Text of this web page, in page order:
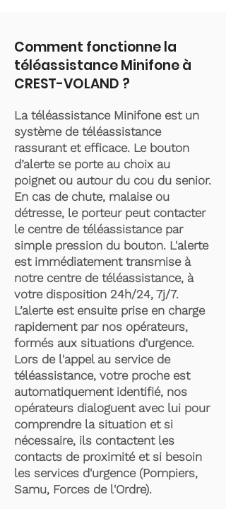
Comment fonctionne la
téléassistance Minifone à
CREST-VOLAND ?
La téléassistance Minifone est un
système de téléassistance
rassurant et efficace. Le bouton
d’alerte se porte au choix au
poignet ou autour du cou du senior.
En cas de chute, malaise ou
détresse, le porteur peut contacter
le centre de téléassistance par
simple pression du bouton. L'alerte
est immédiatement transmise à
notre centre de téléassistance, à
votre disposition 24h/24, 7j/7.
L’alerte est ensuite prise en charge
rapidement par nos opérateurs,
formés aux situations d'urgence.
Lors de l'appel au service de
téléassistance, votre proche est
automatiquement identifié, nos
opérateurs dialoguent avec lui pour
comprendre la situation et si
nécessaire, ils contactent les
contacts de proximité et si besoin
les services d'urgence (Pompiers,
Samu, Forces de l'Ordre).